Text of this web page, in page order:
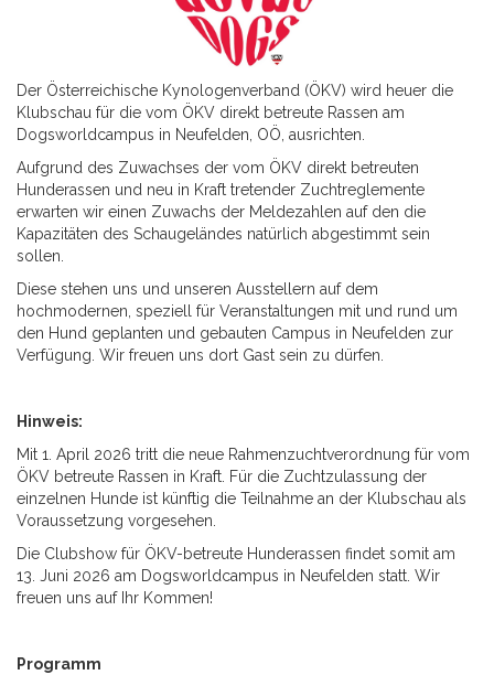
Der Österreichische Kynologenverband (ÖKV) wird heuer die
Klubschau für die vom ÖKV direkt betreute Rassen am
Dogsworldcampus in Neufelden, OÖ, ausrichten.
Aufgrund des Zuwachses der vom ÖKV direkt betreuten
Hunderassen und neu in Kraft tretender Zuchtreglemente
erwarten wir einen Zuwachs der Meldezahlen auf den die
Kapazitäten des Schaugeländes natürlich abgestimmt sein
sollen.
Diese stehen uns und unseren Ausstellern auf dem
hochmodernen, speziell für Veranstaltungen mit und rund um
den Hund geplanten und gebauten Campus in Neufelden zur
Verfügung. Wir freuen uns dort Gast sein zu dürfen.
Hinweis:
Mit 1. April 2026 tritt die neue Rahmenzuchtverordnung für vom
ÖKV betreute Rassen in Kraft. Für die Zuchtzulassung der
einzelnen Hunde ist künftig die Teilnahme an der Klubschau als
Voraussetzung vorgesehen.
Die Clubshow für ÖKV-betreute Hunderassen findet somit am
13. Juni 2026 am Dogsworldcampus in Neufelden statt. Wir
freuen uns auf Ihr Kommen!
Programm